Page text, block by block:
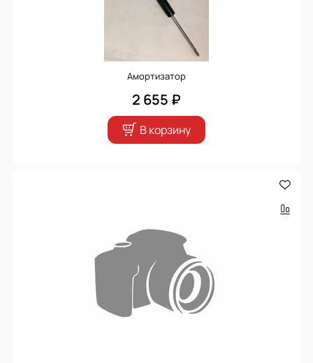
Амортизатор
2 655 ₽
В корзину